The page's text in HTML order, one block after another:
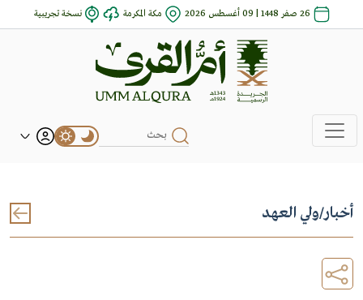
26 صفر 1448 | 09 أغسطس 2026 مكة المكرمة نسخة تجريبية
أخبار/ولي العهد